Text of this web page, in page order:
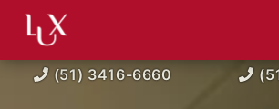
(51) 3416-6660